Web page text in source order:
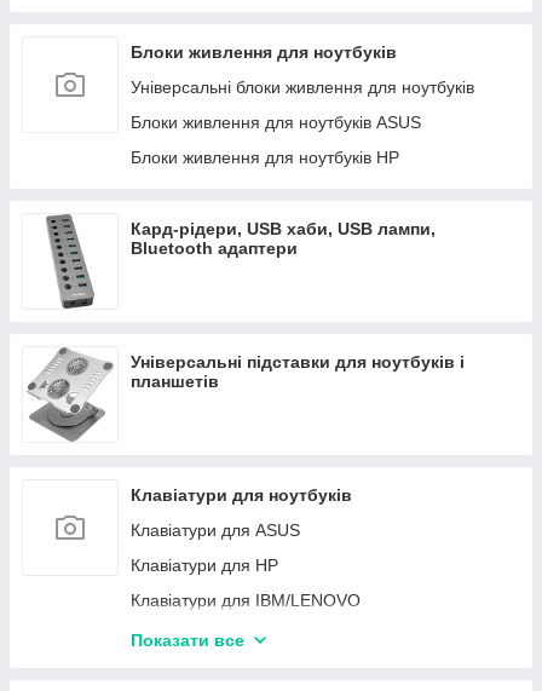
Акумулятори для ноутбуків HP
Акумулятори для ноутбуків IBM/LENOVO
Акумулятори для ноутбуків TOSHIBA
Акумулятори для ноутбуків Xiaomi
Акумулятори для ноутбуків MSI
Акумулятори для ноутбуків APPLE
Блоки живлення для ноутбуків
Універсальні блоки живлення для ноутбуків
Блоки живлення для ноутбуків ASUS
Блоки живлення для ноутбуків HP
Кард-рідери, USB хаби, USB лампи,
Bluetooth адаптери
Універсальні підставки для ноутбуків і
планшетів
Клавіатури для ноутбуків
Клавіатури для ASUS
Клавіатури для HP
Клавіатури для IBM/LENOVO
Клавіатури для XIAOMI
Показати все